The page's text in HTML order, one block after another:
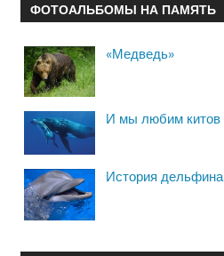
ФОТОАЛЬБОМЫ НА ПАМЯТЬ
«Медведь»
И мы любим китов
История дельфина